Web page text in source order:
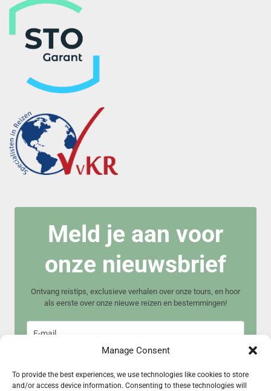
Manage Consent
To provide the best experiences, we use technologies like cookies to store
and/or access device information. Consenting to these technologies will
Meld je aan voor
onze nieuwsbrief
Ontvang reistips, exclusieve verhalen over onze tours, en hoor
als eerste over onze nieuwe reizen en bestemmingen!